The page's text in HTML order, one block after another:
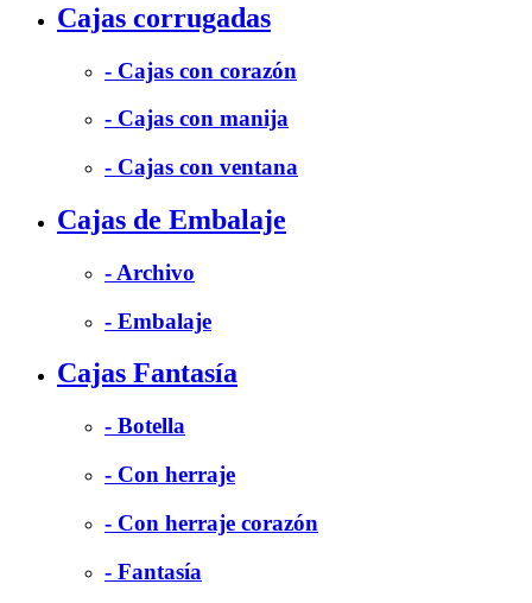
Cajas corrugadas
- Cajas con corazón
- Cajas con manija
- Cajas con ventana
Cajas de Embalaje
- Archivo
- Embalaje
Cajas Fantasía
- Botella
- Con herraje
- Con herraje corazón
- Fantasía